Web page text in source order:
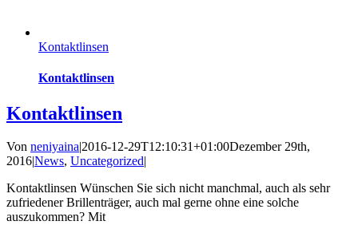
Kontaktlinsen
Kontaktlinsen
Kontaktlinsen
Von neniyaina|2016-12-29T12:10:31+01:00Dezember 29th,
2016|News, Uncategorized|
Kontaktlinsen Wünschen Sie sich nicht manchmal, auch als sehr
zufriedener Brillenträger, auch mal gerne ohne eine solche
auszukommen? Mit